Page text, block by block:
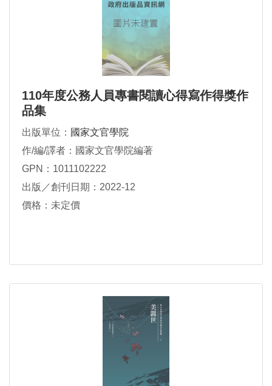
110年度公務人員專書閱讀心得寫作得獎作
品集
出版單位： 國家文官學院
作/編/譯者：國家文官學院編著
GPN：1011102222
出版／創刊日期：2022-12
價格：未定價